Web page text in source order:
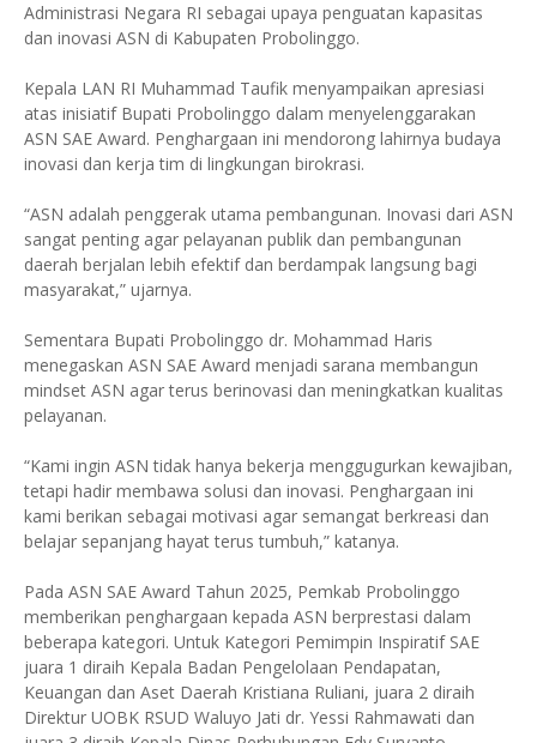
Administrasi Negara RI sebagai upaya penguatan kapasitas
dan inovasi ASN di Kabupaten Probolinggo.
Kepala LAN RI Muhammad Taufik menyampaikan apresiasi
atas inisiatif Bupati Probolinggo dalam menyelenggarakan
ASN SAE Award. Penghargaan ini mendorong lahirnya budaya
inovasi dan kerja tim di lingkungan birokrasi.
“ASN adalah penggerak utama pembangunan. Inovasi dari ASN
sangat penting agar pelayanan publik dan pembangunan
daerah berjalan lebih efektif dan berdampak langsung bagi
masyarakat,” ujarnya.
Sementara Bupati Probolinggo dr. Mohammad Haris
menegaskan ASN SAE Award menjadi sarana membangun
mindset ASN agar terus berinovasi dan meningkatkan kualitas
pelayanan.
“Kami ingin ASN tidak hanya bekerja menggugurkan kewajiban,
tetapi hadir membawa solusi dan inovasi. Penghargaan ini
kami berikan sebagai motivasi agar semangat berkreasi dan
belajar sepanjang hayat terus tumbuh,” katanya.
Pada ASN SAE Award Tahun 2025, Pemkab Probolinggo
memberikan penghargaan kepada ASN berprestasi dalam
beberapa kategori. Untuk Kategori Pemimpin Inspiratif SAE
juara 1 diraih Kepala Badan Pengelolaan Pendapatan,
Keuangan dan Aset Daerah Kristiana Ruliani, juara 2 diraih
Direktur UOBK RSUD Waluyo Jati dr. Yessi Rahmawati dan